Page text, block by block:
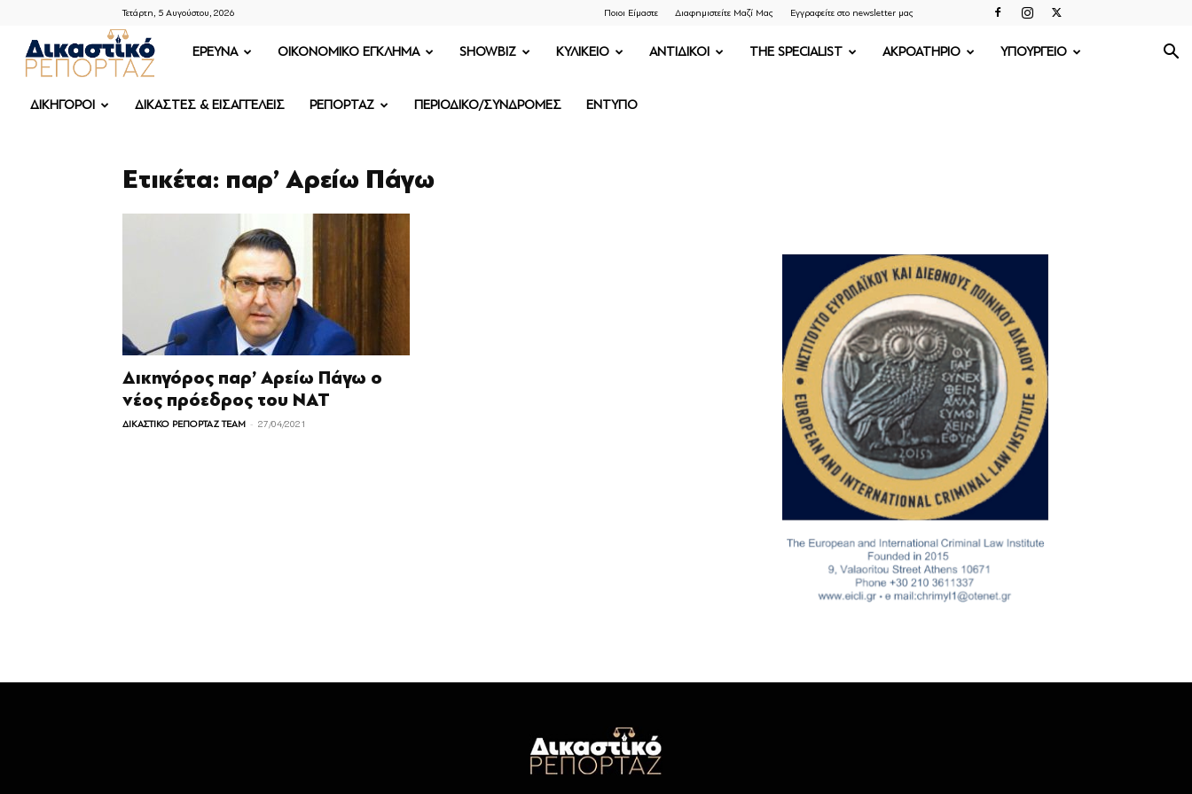
Τετάρτη, 5 Αυγούστου, 2026 Ποιοι Είμαστε Διαφημιστείτε Μαζί Μας Εγγραφείτε στο newsletter μας
ΔΙΚΑΣΤΙΚΟ
ΡΕΠΟΡΤΑΖ
ΕΡΕΥΝΑ OIKONOMIKO ΕΓΚΛΗΜΑ SHOWBIZ ΚΥΛΙΚΕΙΟ ΑΝΤΙΔΙΚΟΙ THE SPECIALIST ΑΚΡΟΑΤΗΡΙΟ ΥΠΟΥΡΓΕΙΟ
ΔΙΚΗΓΟΡΟΙ ΔΙΚΑΣΤΕΣ & ΕΙΣΑΓΓΕΛΕΙΣ ΡΕΠΟΡΤΑΖ ΠΕΡΙΟΔΙΚΟ/ΣΥΝΔΡΟΜΕΣ ΕΝΤΥΠΟ
Ετικέτα: παρ’ Αρείω Πάγω
Δικηγόρος παρ’ Αρείω Πάγω ο
νέος πρόεδρος του ΝΑΤ
ΔΙΚΑΣΤΙΚΟ ΡΕΠΟΡΤΑΖ TEAM - 27/04/2021